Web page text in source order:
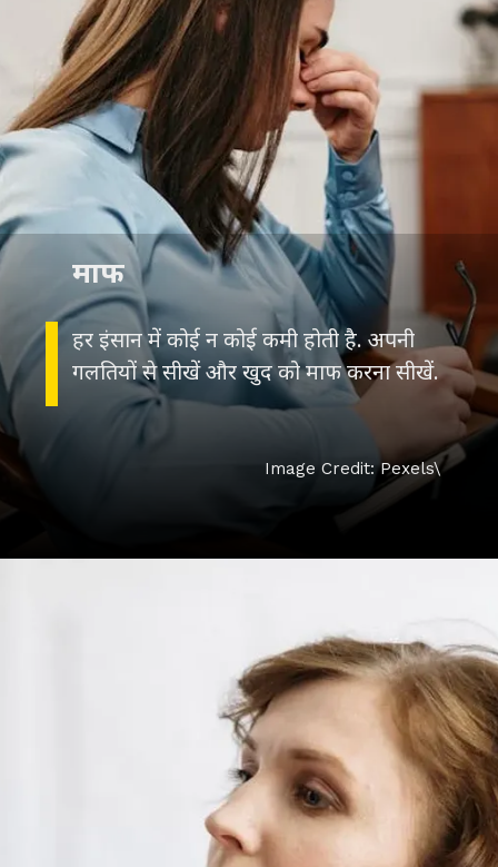
हर इंसान में कोई न कोई कमी होती है. अपनी
गलतियों से सीखें और खुद को माफ करना सीखें.
माफ
Image Credit: Pexels\